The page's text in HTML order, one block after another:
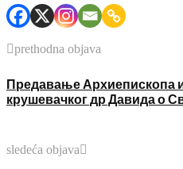
prethodna objava
Предавање Архиепископа
крушевачког др Давида о
sledeća objava